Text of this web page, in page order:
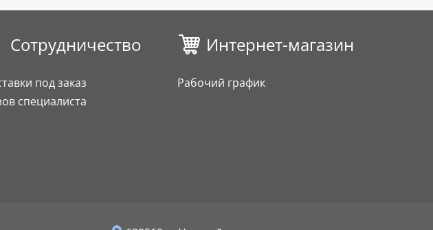
Сотрудничество
под заказ
специалиста
Интернет-магазин
Рабочий график